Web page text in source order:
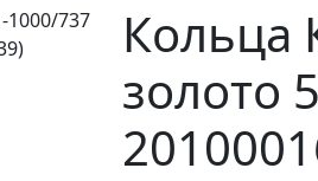
Кольца
золото